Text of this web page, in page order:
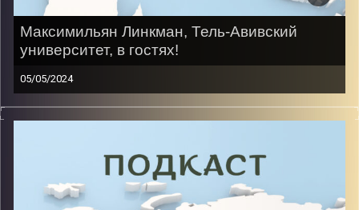
Максимильян Линкман, Тель-Авивский
университет, в гостях!
05/05/2024
Он родился в Израиле, но позже уехал с семьей в
Россию. Ему пришлось проходить мехину в Беэр
колледж. Однако, желание учить то, что нравиться,
победило, и сейчас он заканчивает бакалавриат на
факультете гуманитарных и точных наук.